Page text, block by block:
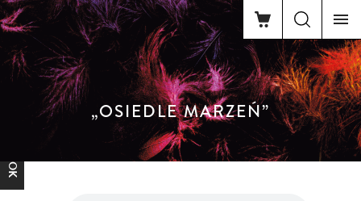
„OSIEDLE MARZEŃ”
FACEBOOK